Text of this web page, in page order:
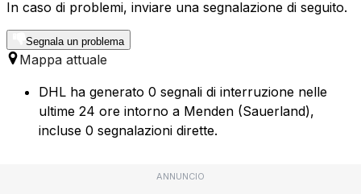
In caso di problemi, inviare una segnalazione di seguito.
Segnala un problema
Mappa attuale
DHL ha generato 0 segnali di interruzione nelle
ultime 24 ore intorno a Menden (Sauerland),
incluse 0 segnalazioni dirette.
ANNUNCIO